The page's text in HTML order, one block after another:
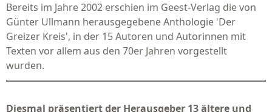
Bereits im Jahre 2002 erschien im Geest-Verlag die von
Günter Ullmann herausgegebene Anthologie 'Der
Greizer Kreis', in der 15 Autoren und Autorinnen mit
Texten vor allem aus den 70er Jahren vorgestellt
wurden.
Diesmal präsentiert der Herausgeber 13 ältere und